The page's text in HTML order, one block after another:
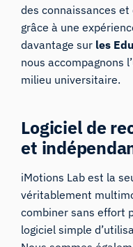
des connaissances
grâce à une
davantage sur les
nous accompagnons
milieu universitaire.
Logiciel de
et
iMotions Lab est la
véritablement
combiner sans effort
logiciel simple